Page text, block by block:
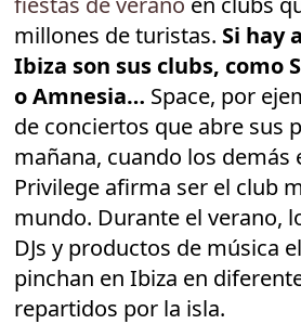
millones de turistas. Si hay
Ibiza son sus clubs, como
o Amnesia… Space, por
de conciertos que abre sus
mañana, cuando los demás
Privilege afirma ser el club
mundo. Durante el verano,
DJs y productos de música
pinchan en Ibiza en
repartidos por la isla.